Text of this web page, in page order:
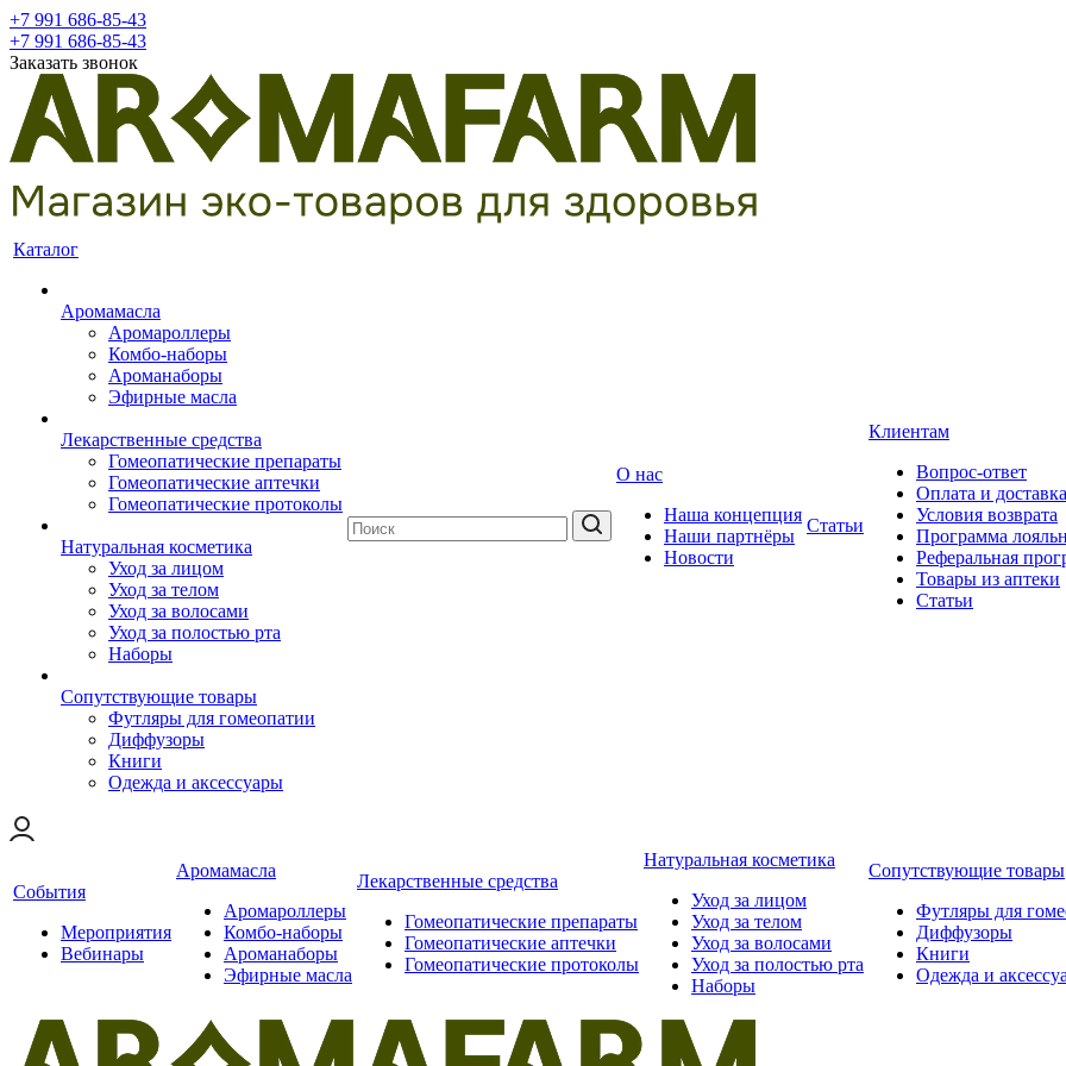
+7 991 686-85-43
+7 991 686-85-43
Заказать звонок
Каталог
Аромамасла
Аромароллеры
Комбо-наборы
Ароманаборы
Эфирные масла
Лекарственные средства
Гомеопатические препараты
Гомеопатические аптечки
Гомеопатические протоколы
Натуральная косметика
Уход за лицом
Уход за телом
Уход за волосами
Уход за полостью рта
Наборы
Сопутствующие товары
Футляры для гомеопатии
Диффузоры
Книги
Одежда и аксессуары
О нас
Наша концепция
Наши партнёры
Новости
Статьи
Клиентам
Вопрос-ответ
Оплата и доставка
Условия возврата
Программа
Реферальная
Товары из аптеки
Статьи
События
Мероприятия
Вебинары
Аромамасла
Аромароллеры
Комбо-наборы
Ароманаборы
Эфирные масла
Лекарственные средства
Гомеопатические препараты
Гомеопатические аптечки
Гомеопатические протоколы
Натуральная косметика
Уход за лицом
Уход за телом
Уход за волосами
Уход за полостью рта
Наборы
Сопутствующие товары
Футляры для
Диффузоры
Книги
Одежда и